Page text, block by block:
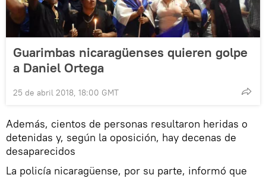
Guarimbas nicaragüenses quieren golpe
a Daniel Ortega
25 de abril 2018, 18:00 GMT
Además, cientos de personas resultaron heridas o
detenidas y, según la oposición, hay decenas de
desaparecidos
La policía nicaragüense, por su parte, informó que